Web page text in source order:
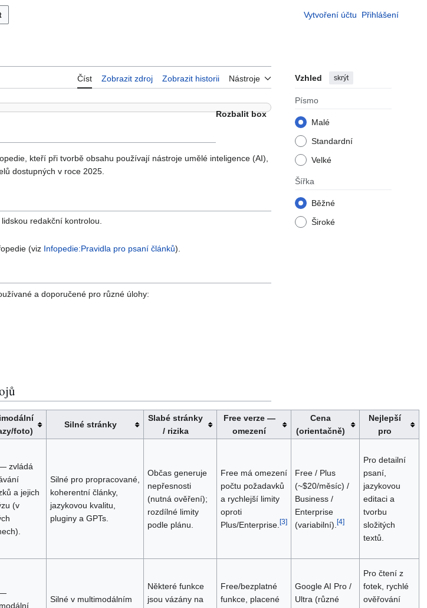
Vytvoření účtu Přihlášení
Číst Zobrazit zdroj Zobrazit historii Nástroje Vzhled skrýt
Písmo
Malé
Standardní
Velké
Šířka
Běžné
Široké
Rozbalit box
kteří při tvorbě obsahu používají nástroje umělé inteligence (AI),
dostupných v roce 2025.
redakční kontrolou.
(viz Infopedie:Pravidla pro psaní článků).
a doporučené pro různé úlohy:
foto)
Silné stránky
Slabé stránky
/ rizika
Free verze —
omezení
Cena
(orientačně)
Nejlepší
pro
zvládá
a jejich
(v
Silné pro propracované,
koherentní články,
jazykovou kvalitu,
pluginy a GPTs.
Občas generuje
nepřesnosti
(nutná ověření);
rozdílné limity
podle plánu.
Free má omezení
počtu požadavků
a rychlejší limity
oproti
Plus/Enterprise.[3]
Free / Plus
(~$20/měsíc) /
Business /
Enterprise
(variabilní).[4]
Pro detailní
psaní,
jazykovou
editaci a
tvorbu
složitých
textů.
Silné v multimodálním
Některé funkce
jsou vázány na
Free/bezplatné
funkce, placené
Google AI Pro /
Ultra (různé
Pro čtení z
fotek, rychlé
ověřování